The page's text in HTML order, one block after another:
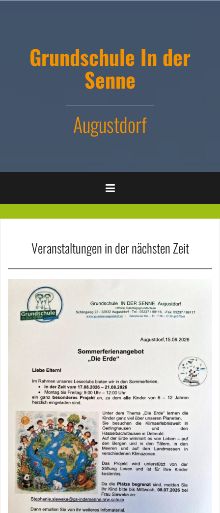
Grundschule In der
Senne
Augustdorf
Veranstaltungen in der nächsten Zeit